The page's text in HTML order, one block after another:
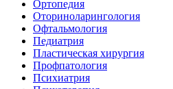
Ортопедия
Оториноларингология
Офтальмология
Педиатрия
Пластическая хирургия
Профпатология
Психиатрия